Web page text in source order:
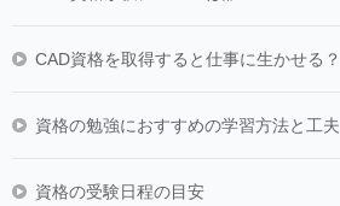
CAD資格を取得すると仕事に生かせる？
資格の勉強におすすめの学習方法と工夫
資格の受験日程の目安